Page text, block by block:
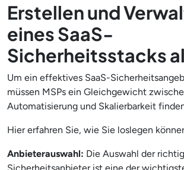
Erstellen und
eines SaaS-
Sicherheitsstacks
Um ein effektives SaaS-
müssen MSPs ein Gleichgewicht
Automatisierung und Skalierbarkeit
Hier erfahren Sie, wie Sie loslegen
Anbieterauswahl: Die Auswahl der